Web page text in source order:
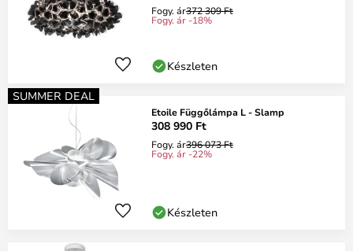
Fogy. ár372 309 Ft
Fogy. ár -18%
Készleten
SUMMER DEAL
Etoile Függőlámpa L - Slamp
308 990 Ft
Fogy. ár396 073 Ft
Fogy. ár -22%
Készleten